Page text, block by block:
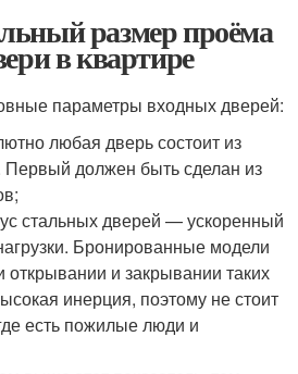
размер проёма
в квартире
параметры входных дверей:
любая дверь состоит из
Первый должен быть сделан из
стальных дверей — ускоренный
Бронированные модели
открывании и закрывании таких
инерция, поэтому не стоит
есть пожилые люди и